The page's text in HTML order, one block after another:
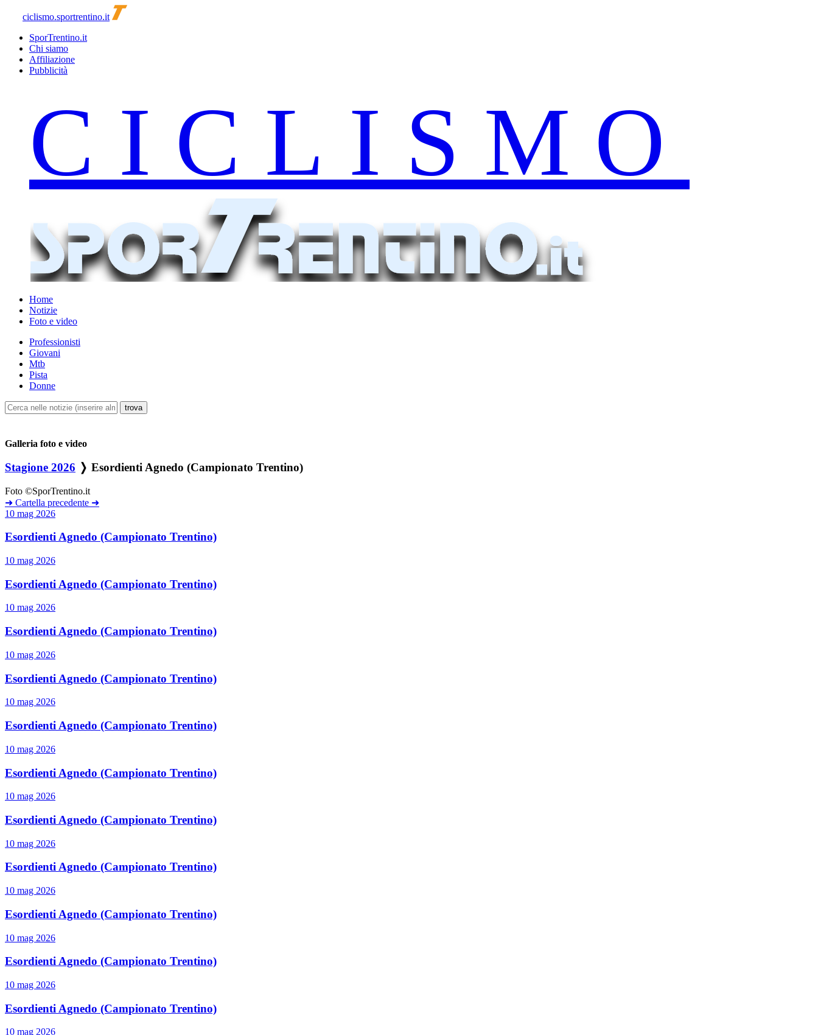
ciclismo.sportrentino.it
SporTrentino.it
Chi siamo
Affiliazione
Pubblicità
Home
Notizie
Foto e video
Professionisti
Giovani
Mtb
Pista
Donne
Galleria foto e video
Stagione 2026 ❭ Esordienti Agnedo (Campionato Trentino)
Foto ©SporTrentino.it
➜ Cartella precedente ➜
10 mag 2026
Esordienti Agnedo (Campionato Trentino)
10 mag 2026
Esordienti Agnedo (Campionato Trentino)
10 mag 2026
Esordienti Agnedo (Campionato Trentino)
10 mag 2026
Esordienti Agnedo (Campionato Trentino)
10 mag 2026
Esordienti Agnedo (Campionato Trentino)
10 mag 2026
Esordienti Agnedo (Campionato Trentino)
10 mag 2026
Esordienti Agnedo (Campionato Trentino)
10 mag 2026
Esordienti Agnedo (Campionato Trentino)
10 mag 2026
Esordienti Agnedo (Campionato Trentino)
10 mag 2026
Esordienti Agnedo (Campionato Trentino)
10 mag 2026
Esordienti Agnedo (Campionato Trentino)
10 mag 2026